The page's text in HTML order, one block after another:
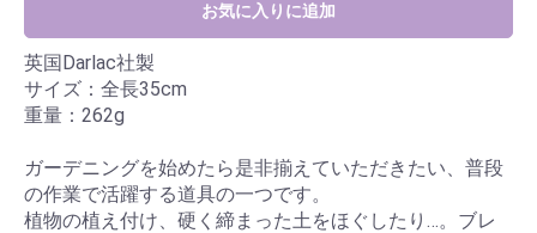
お気に入りに追加
英国Darlac社製
サイズ：全長35cm
重量：262g
ガーデニングを始めたら是非揃えていただきたい、普段
の作業で活躍する道具の一つです。
植物の植え付け、硬く締まった土をほぐしたり…。ブレ